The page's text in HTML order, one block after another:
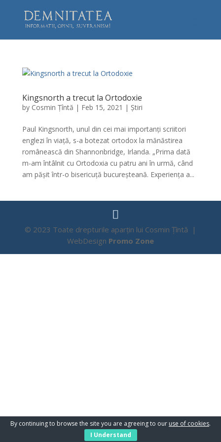
Kingsnorth a trecut la Ortodoxie
by Cosmin Țîntă | Feb 15, 2021 | Știri
Paul Kingsnorth, unul din cei mai importanți scriitori
englezi în viață, s-a botezat ortodox la mănăstirea
românească din Shannonbridge, Irlanda. „Prima dată
m-am întâlnit cu Ortodoxia cu patru ani în urmă, când
am pășit într-o bisericuță bucureșteană. Experiența a...
© 2023 Toate drepturile aparțin lui Cosmin Țîntă |
WebDesign Promo Zone
By continuing to browse the site you are agreeing to our use of cookies.
I Understand